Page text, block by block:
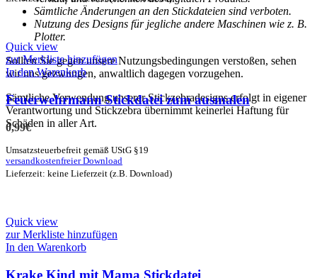
Sämtliche Änderungen an den Stickdateien sind verboten.
Nutzung des Designs für jegliche andere Maschinen wie z. B.
Plotter.
Sollten Sie gegen unsere Nutzungsbedingungen verstoßen, sehen
wir uns gezwungen, anwaltlich dagegen vorzugehen.
Sämtliche Verwendung unserer Stickzebradesigns erfolgt in eigener
Verantwortung und Stickzebra übernimmt keinerlei Haftung für
Schäden in aller Art.
Quick view
zur Merkliste hinzufügen
In den Warenkorb
Feuerwehrmann Stickdatei zum ausmalen
0,99€
Umsatzsteuerbefreit gemäß UStG §19
versandkostenfreier Download
Lieferzeit: keine Lieferzeit (z.B. Download)
Quick view
zur Merkliste hinzufügen
In den Warenkorb
Krake Kind mit Mama Stickdatei